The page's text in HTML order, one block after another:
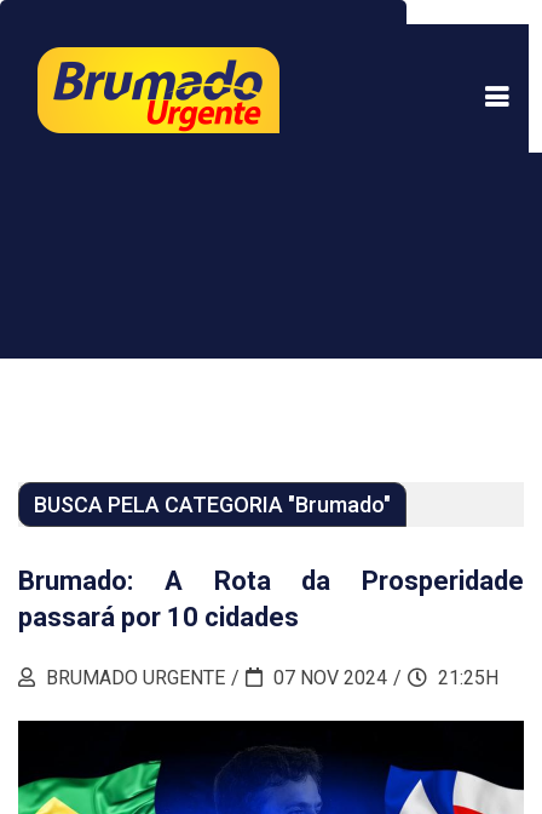
experiência. Ao continuar a navegar, você está
de acordo com isso.Saber mais.
BUSCA PELA CATEGORIA "Brumado"
Brumado: A Rota da Prosperidade
passará por 10 cidades
BRUMADO URGENTE 07 NOV 2024 21:25H